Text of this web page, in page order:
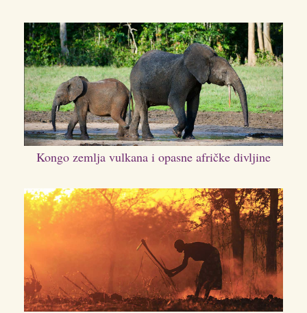
Kongo zemlja vulkana i opasne afričke divljine